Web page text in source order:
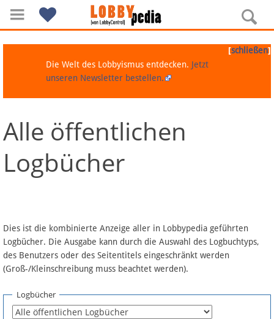
Navigation
Über Lobbypedia
Artikel nach Kategorien
FAQ
Fördermitglied werden
[schließen]
Die Welt des Lobbyismus entdecken. Jetzt
unseren Newsletter bestellen.
Alle öffentlichen
Logbücher
Dies ist die kombinierte Anzeige aller in Lobbypedia geführten
Logbücher. Die Ausgabe kann durch die Auswahl des Logbuchtyps,
des Benutzers oder des Seitentitels eingeschränkt werden
(Groß-/Kleinschreibung muss beachtet werden).
Logbücher